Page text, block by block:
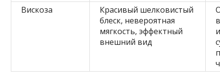
Вискоза
Красивый шелковистый
блеск, невероятная
мягкость, эффектный
внешний вид